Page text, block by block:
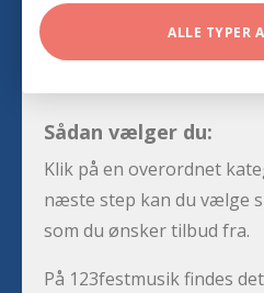
ALLE TYPER
Sådan vælger du:
Klik på en overordnet
næste step kan du vælge
som du ønsker tilbud fra.
På 123festmusik findes